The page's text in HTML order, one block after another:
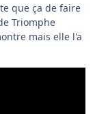
que ça de faire
Triomphe
mais elle l'a